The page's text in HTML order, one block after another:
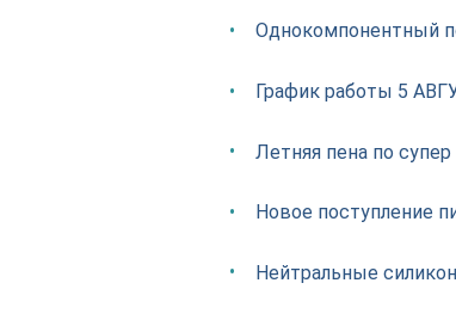
Однокомпонентный
График работы 5
Летняя пена по
Новое поступление
Нейтральные